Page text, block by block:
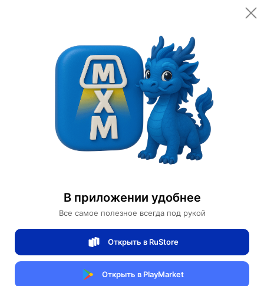
В приложении удобнее
Все самое полезное всегда под рукой
Открыть в RuStore
Открыть в PlayMarket
Открыть
Категории
Цифровая электроника
Сетевое оборудование
Сетевые карты
Сетевая серверная карта Dell Broadcom
0 отзывов
Магазин Help Dell/HP